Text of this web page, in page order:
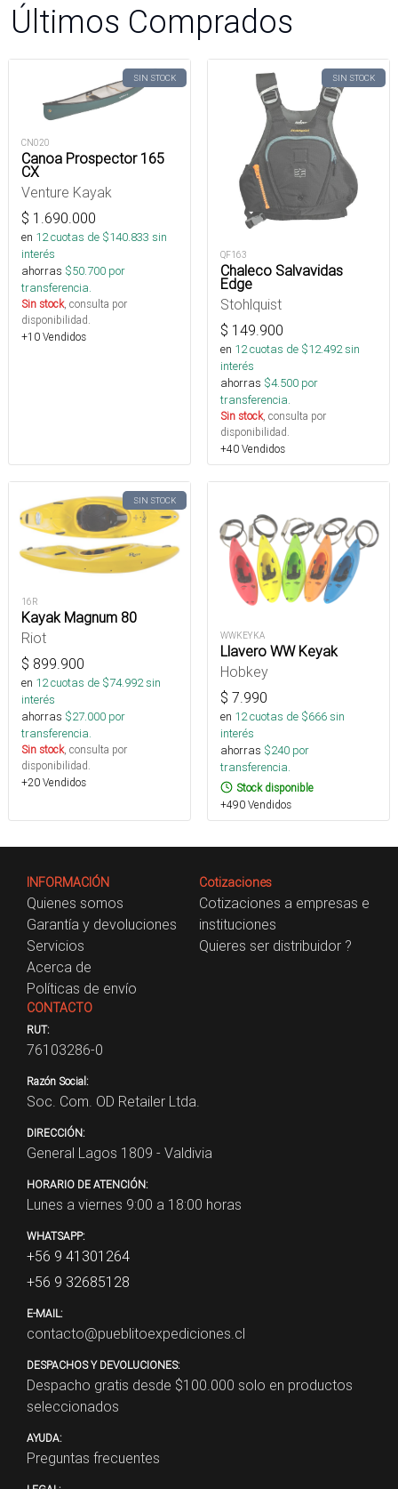
Últimos Comprados
SIN STOCK
CN020
Canoa Prospector 165
CX
Venture Kayak
$ 1.690.000
en 12cuotas de $140.833 sin
interés
ahorras $50.700 por
transferencia.
Sin stock, consulta por
disponibilidad.
+10 Vendidos
SIN STOCK
QF163
Chaleco Salvavidas
Edge
Stohlquist
$ 149.900
en 12cuotas de $12.492sin
interés
ahorras $4.500 por
transferencia.
Sin stock, consulta por
disponibilidad.
+40 Vendidos
SIN STOCK
16R
Kayak Magnum 80
Riot
$ 899.900
en 12cuotas de $74.992sin
interés
ahorras $27.000 por
transferencia.
Sin stock, consulta por
disponibilidad.
+20 Vendidos
WWKEYKA
Llavero WW Keyak
Hobkey
$ 7.990
en 12cuotas de $666sin
interés
ahorras $240 por
transferencia.
Stock disponible
+490 Vendidos
INFORMACIÓN
Quienes somos
Garantía y devoluciones
Servicios
Acerca de
Políticas de envío
Cotizaciones
Cotizaciones a empresas e
instituciones
Quieres ser distribuidor ?
CONTACTO
RUT:
76103286-0
Razón Social:
Soc. Com. OD Retailer Ltda.
DIRECCIÓN:
General Lagos 1809 - Valdivia
HORARIO DE ATENCIÓN:
Lunes a viernes 9:00 a 18:00 horas
WHATSAPP:
+56 9 41301264
+56 9 32685128
E-MAIL:
contacto@pueblitoexpediciones.cl
DESPACHOS Y DEVOLUCIONES:
Despacho gratis desde $100.000 solo en productos
seleccionados
AYUDA:
Preguntas frecuentes